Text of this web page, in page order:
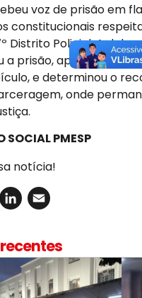
voz de prisão em
constitucionais
Distrito Policial. A
prisão, apreendeu a
e determinou o
onde
PMESP
notícia!
WhatsApp
LinkedIn